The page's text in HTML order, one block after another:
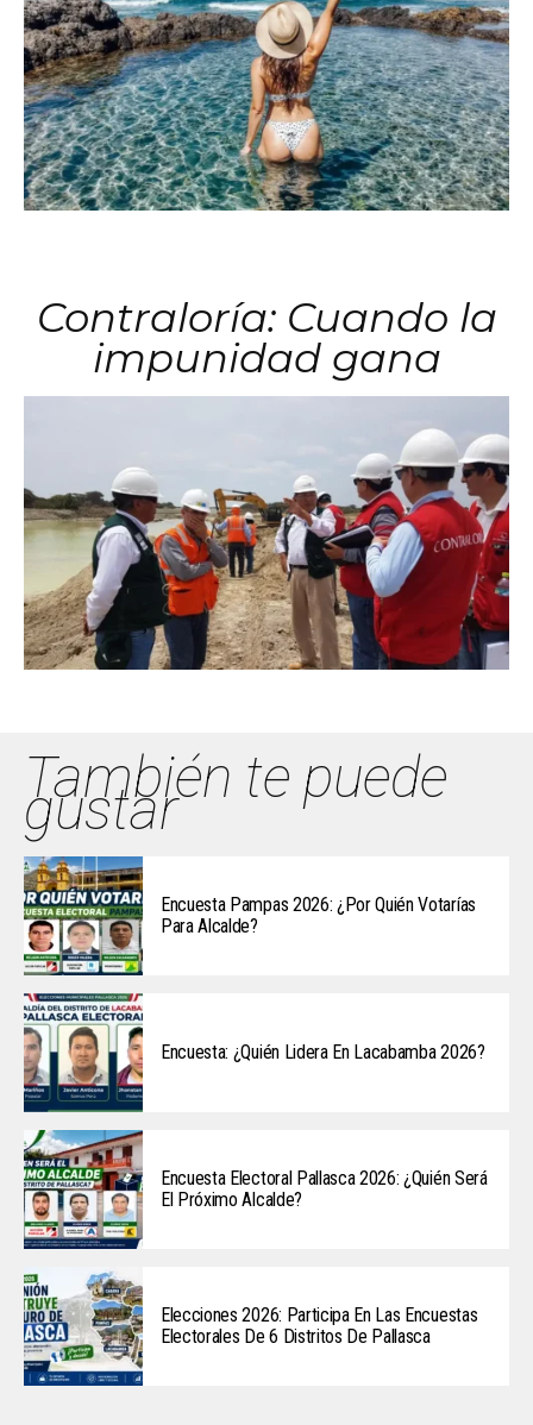
Contraloría: Cuando la
impunidad gana
También te puede
gustar
Encuesta Pampas 2026: ¿Por Quién Votarías
Para Alcalde?
Encuesta: ¿Quién Lidera En Lacabamba 2026?
Encuesta Electoral Pallasca 2026: ¿Quién Será
El Próximo Alcalde?
Elecciones 2026: Participa En Las Encuestas
Electorales De 6 Distritos De Pallasca